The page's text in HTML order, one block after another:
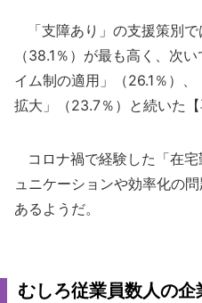
「支障あり」の支援策別で
（38.1％）が最も高く、次
イム制の適用」（26.1％）
拡大」（23.7％）と続いた【
コロナ禍で経験した「在宅
ュニケーションや効率化の
あるようだ。
むしろ従業員数人の